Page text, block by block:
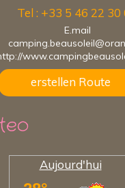
Tel : +33 5 46 22 30
E.mail
erstellen Route
Aujourd'hui